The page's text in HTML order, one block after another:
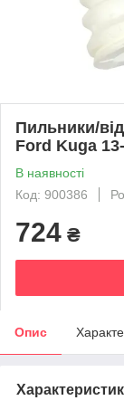
Пильники/
Ford Kuga
В наявності
Код: 900386
724 ₴
Опис